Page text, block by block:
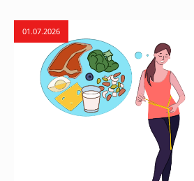
01.07.2026